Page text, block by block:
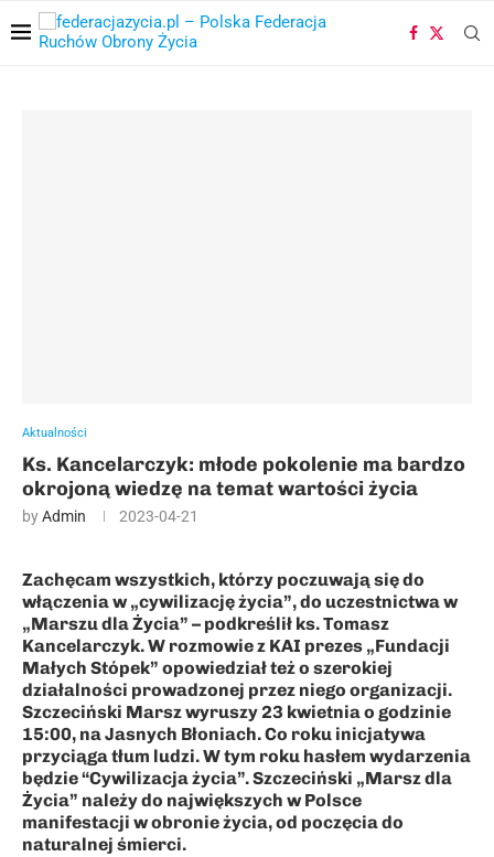
Aktualności
Ks. Kancelarczyk: młode pokolenie ma bardzo
okrojoną wiedzę na temat wartości życia
byAdmin 2023-04-21
Zachęcam wszystkich, którzy poczuwają się do
włączenia w „cywilizację życia”, do uczestnictwa w
„Marszu dla Życia” – podkreślił ks. Tomasz
Kancelarczyk. W rozmowie z KAI prezes „Fundacji
Małych Stópek” opowiedział też o szerokiej
działalności prowadzonej przez niego organizacji.
Szczeciński Marsz wyruszy 23 kwietnia o godzinie
15:00, na Jasnych Błoniach. Co roku inicjatywa
przyciąga tłum ludzi. W tym roku hasłem wydarzenia
będzie “Cywilizacja życia”. Szczeciński „Marsz dla
Życia” należy do największych w Polsce
manifestacji w obronie życia, od poczęcia do
naturalnej śmierci.